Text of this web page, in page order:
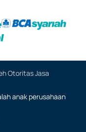
Otoritas Jasa
anak perusahaan